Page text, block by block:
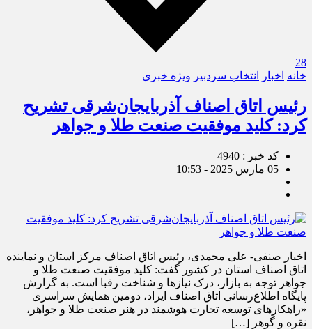
28
خانه اخبار انتخاب سردبیر ویژه خبری
رئیس اتاق اصناف آذربایجان‌شرقی تشریح
کرد: کلید موفقیت صنعت طلا و جواهر
کد خبر : 4940
05 مارس 2025 - 10:53
اخبار صنفی- علی محمدی، رئیس اتاق اصناف مرکز استان و نماینده
اتاق اصناف استان در کشور گفت: کلید موفقیت صنعت طلا و
جواهر توجه به بازار، درک نیازها و شناخت رقبا است. به گزارش
پایگاه اطلاع‌رسانی اتاق اصناف ایراد، دومین همایش سراسری
«راهکارهای توسعه تجارت هوشمند در هنر صنعت طلا و جواهر،
نقره و گوهر […]